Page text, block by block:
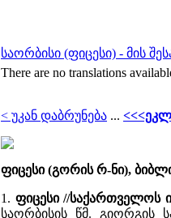
საორბისი (ფიცესი) - მის
There are no translations
< უკან დაბრუნება ...
ფიცესი (გორის რ-ნი),
1. ფიცესი //
საორბისის წმ. გიორგის